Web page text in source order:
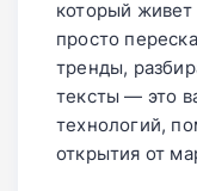
который
просто
тренды,
тексты — это
технологий,
открытия от